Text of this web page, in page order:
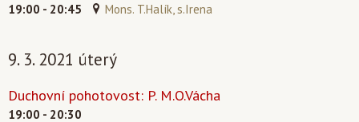
19:00 - 20:45 Mons. T.Halík, s.Irena
9. 3. 2021 úterý
Duchovní pohotovost: P. M.O.Vácha
19:00 - 20:30